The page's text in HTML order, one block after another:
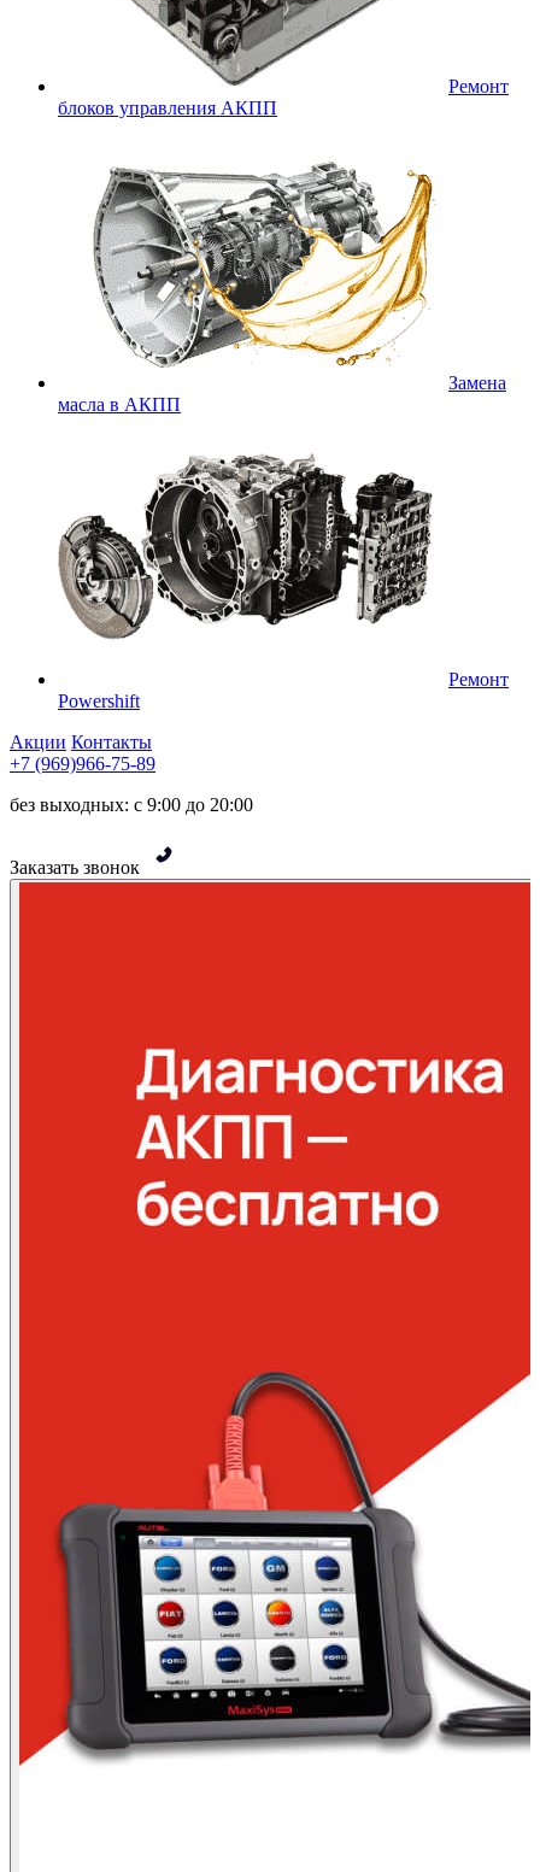
Ремонт
блоков управления АКПП
Замена
масла в АКПП
Ремонт
Powershift
Акции Контакты
+7 (969)966-75-89
без выходных: с 9:00 до 20:00
Заказать звонок